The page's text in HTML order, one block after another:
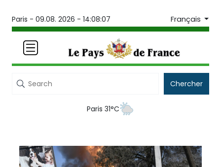
Paris - 09.08. 2026 - 14:08:08 Français
Chercher
Paris 31°C